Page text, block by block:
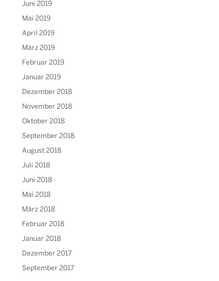
Juni 2019
Mai 2019
April 2019
März 2019
Februar 2019
Januar 2019
Dezember 2018
November 2018
Oktober 2018
September 2018
August 2018
Juli 2018
Juni 2018
Mai 2018
März 2018
Februar 2018
Januar 2018
Dezember 2017
September 2017